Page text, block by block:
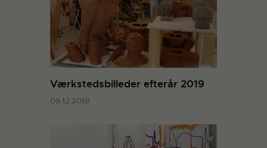
Værkstedsbilleder efterår 2019
09.12.2019